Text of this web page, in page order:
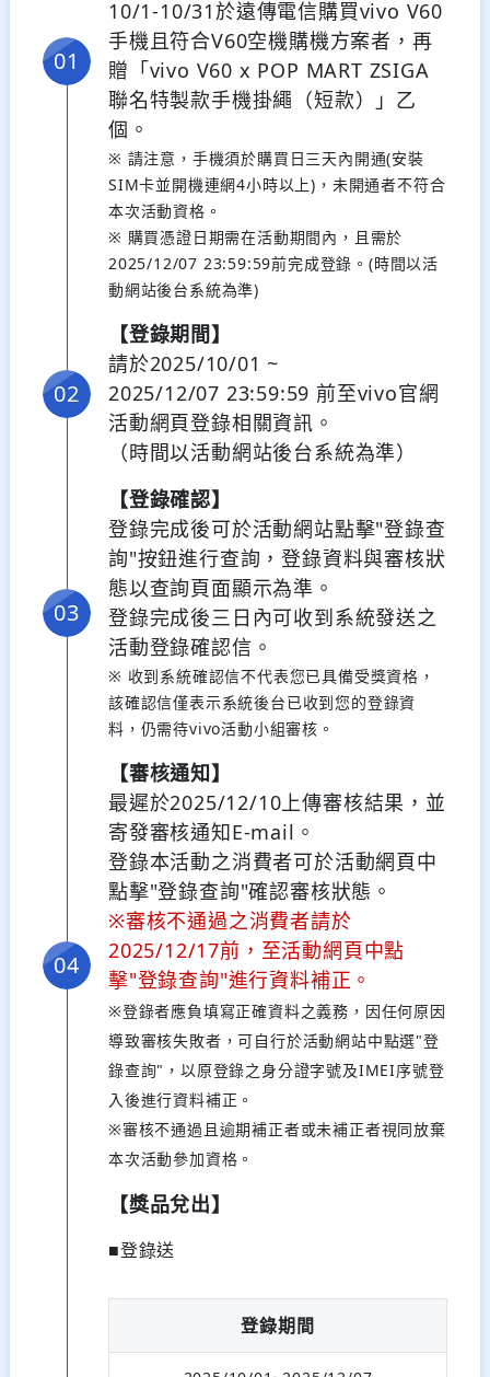
10/1-10/31於遠傳電信購買vivo V60
手機且符合V60空機購機方案者，再
贈「vivo V60 x POP MART ZSIGA
聯名特製款手機掛繩（短款）」乙
個。
※ 請注意，手機須於購買日三天內開通(安裝
SIM卡並開機連網4小時以上)，未開通者不符合
本次活動資格。
※ 購買憑證日期需在活動期間內，且需於
2025/12/07 23:59:59前完成登錄。(時間以活
動網站後台系統為準)
【登錄期間】
請於2025/10/01 ~
2025/12/07 23:59:59 前至vivo官網
活動網頁登錄相關資訊。
（時間以活動網站後台系統為準）
【登錄確認】
登錄完成後可於活動網站點擊"登錄查
詢"按鈕進行查詢，登錄資料與審核狀
態以查詢頁面顯示為準。
登錄完成後三日內可收到系統發送之
活動登錄確認信。
※ 收到系統確認信不代表您已具備受獎資格，
該確認信僅表示系統後台已收到您的登錄資
料，仍需待vivo活動小組審核。
【審核通知】
最遲於2025/12/10上傳審核結果，並
寄發審核通知E-mail。
登錄本活動之消費者可於活動網頁中
點擊"登錄查詢"確認審核狀態。
※審核不通過之消費者請於
2025/12/17前，至活動網頁中點
擊"登錄查詢"進行資料補正。
※登錄者應負填寫正確資料之義務，因任何原因
導致審核失敗者，可自行於活動網站中點選"登
錄查詢"，以原登錄之身分證字號及IMEI序號登
入後進行資料補正。
※審核不通過且逾期補正者或未補正者視同放棄
本次活動參加資格。
【獎品兌出】
■登錄送
登錄期間